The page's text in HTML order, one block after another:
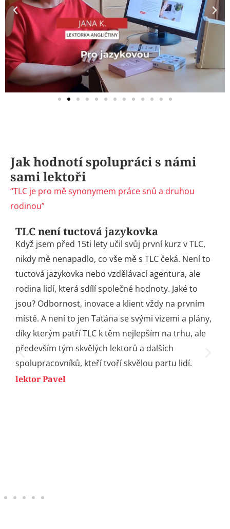
Jak hodnotí spolupráci s námi
sami lektoři
“TLC je pro mě synonymem práce snů a druhou
rodinou”​
TLC není tuctová jazykovka
Když jsem před 15ti lety učil svůj první kurz v TLC,
nikdy mě nenapadlo, co vše mě s TLC čeká. Není to
tuctová jazykovka nebo vzdělávací agentura, ale
rodina lidí, která sdílí společné hodnoty. Jaké to
jsou? Odbornost, inovace a klient vždy na prvním
místě. A není to jen Taťána se svými vizemi a plány,
díky kterým patří TLC k těm nejlepším na trhu, ale
především tým skvělých lektorů a dalších
spolupracovníků, kteří tvoří skvělou partu lidí.
lektor Pavel